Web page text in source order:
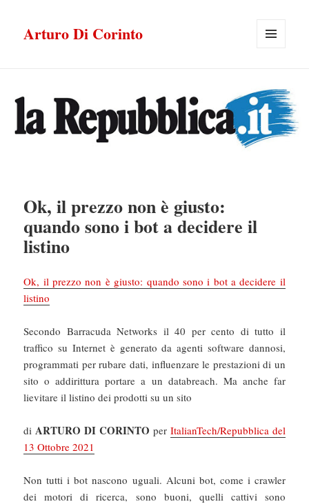
Arturo Di Corinto
Ok, il prezzo non è giusto:
quando sono i bot a decidere il
listino
Ok, il prezzo non è giusto: quando sono i bot a decidere il
listino
Secondo Barracuda Networks il 40 per cento di tutto il
traffico su Internet è generato da agenti software dannosi,
programmati per rubare dati, influenzare le prestazioni di un
sito o addirittura portare a un databreach. Ma anche far
lievitare il listino dei prodotti su un sito
di ARTURO DI CORINTO per ItalianTech/Repubblica del
13 Ottobre 2021
Non tutti i bot nascono uguali. Alcuni bot, come i crawler
dei motori di ricerca, sono buoni, quelli cattivi sono